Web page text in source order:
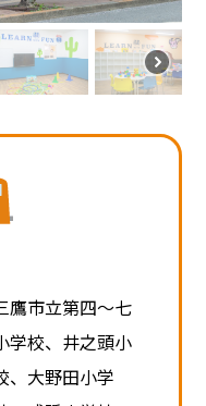
鷹市立第四～七
学校、井之頭小
、大野田小学